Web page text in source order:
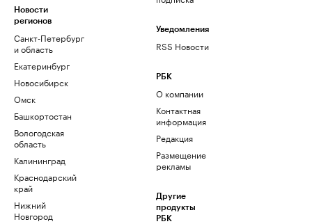
Новости
регионов
Санкт-Петербург
и область
Екатеринбург
Новосибирск
Омск
Башкортостан
Вологодская
область
Калининград
Краснодарский
край
Нижний
Новгород
Уведомления
RSS Новости
РБК
О компании
Контактная
информация
Редакция
Размещение
рекламы
Другие
продукты
РБК